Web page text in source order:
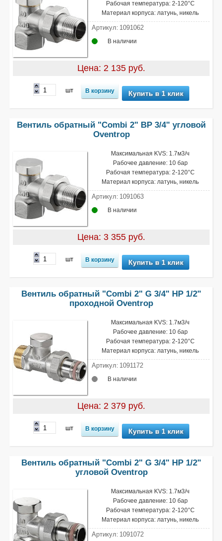
Рабочая температура: 2-120°С
Материал корпуса: латунь, никель
Артикул: 1091062
В наличии
Цена: 2 135 руб.
шт Купить в 1 клик
Вентиль обратный "Combi 2" ВР 3/4" угловой
Oventrop
Максимальная KVS: 1.7м3/ч
Рабочее давление: 10 бар
Рабочая температура: 2-120°С
Материал корпуса: латунь, никель
Артикул: 1091063
В наличии
Цена: 3 355 руб.
шт Купить в 1 клик
Вентиль обратный "Combi 2" G 3/4" НР 1/2"
проходной Oventrop
Максимальная KVS: 1.7м3/ч
Рабочее давление: 10 бар
Рабочая температура: 2-120°С
Материал корпуса: латунь, никель
Артикул: 1091172
В наличии
Цена: 2 379 руб.
шт Купить в 1 клик
Вентиль обратный "Combi 2" G 3/4" НР 1/2"
угловой Oventrop
Максимальная KVS: 1.7м3/ч
Рабочее давление: 10 бар
Рабочая температура: 2-120°С
Материал корпуса: латунь, никель
Артикул: 1091072